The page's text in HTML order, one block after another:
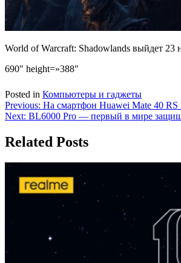
World of Warcraft: Shadowlands выйдет 23
690″ height=»388″
Posted in Компьютеры и гаджеты
Навигация
по
записям
Previous: На смартфон Huawei Mate 40 RS
Next: BL6000 Pro — первый в мире
Related Posts